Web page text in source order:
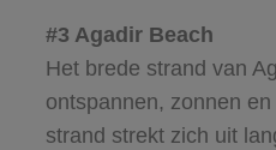
#3 Agadir Beach
Het brede strand van
ontspannen, zonnen
strand strekt zich uit